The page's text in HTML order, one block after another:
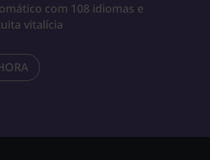
com 108 idiomas e
vitalícia